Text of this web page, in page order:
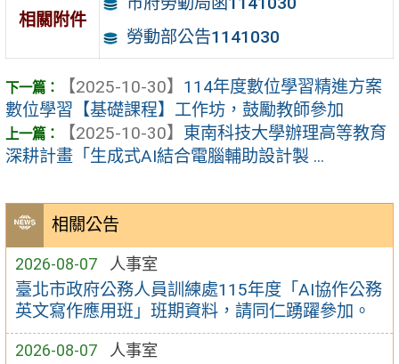
相關公告
2026-08-07 人事室
臺北市政府公務人員訓練處115年度「AI協作公務
英文寫作應用班」班期資料，請同仁踴躍參加。
2026-08-07 人事室
相關附件
勞動部公告1141030
【2025-10-30】 114年度數位學習精進方案
數位學習【基礎課程】工作坊，鼓勵教師參加
【2025-10-30】 東南科技大學辦理高等教育
深耕計畫「生成式AI結合電腦輔助設計製 ...